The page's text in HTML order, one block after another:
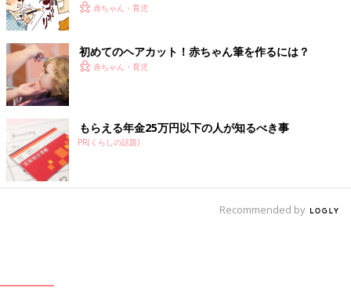
赤ちゃん・育児
初めてのヘアカット！赤ちゃん筆を作るには？
赤ちゃん・育児
もらえる年金25万円以下の人が知るべき事
PR(くらしの話題)
Recommended by